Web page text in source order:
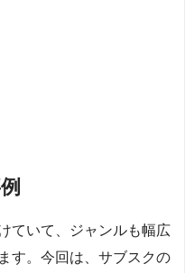
ていて、ジャンルも幅広
す。今回は、サブスクの